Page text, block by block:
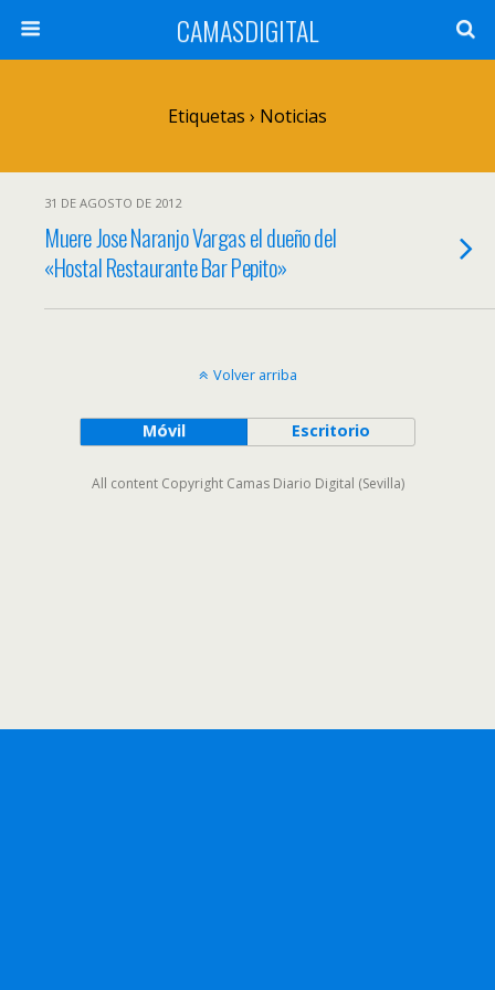
CAMASDIGITAL
Etiquetas › Noticias
31 DE AGOSTO DE 2012
Muere Jose Naranjo Vargas el dueño del
«Hostal Restaurante Bar Pepito»
Volver arriba
Móvil Escritorio
All content Copyright Camas Diario Digital (Sevilla)